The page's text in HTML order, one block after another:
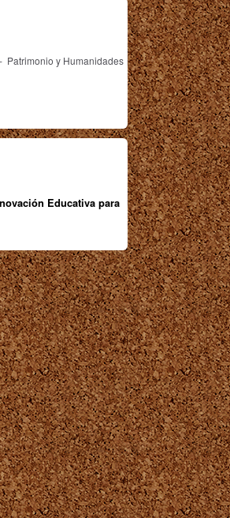
Patrimonio y Humanidades
Educativa para